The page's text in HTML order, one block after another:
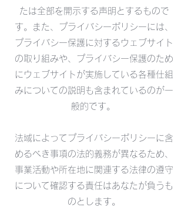
たは全部を開示する声明とするもので
す。また、プライバシーポリシーには、
プライバシー保護に対するウェブサイト
の取り組みや、プライバシー保護のため
にウェブサイトが実施している各種仕組
みについての説明も含まれているのが一
般的です。
法域によってプライバシーポリシーに含
めるべき事項の法的義務が異なるため、
事業活動や所在地に関連する法律の遵守
について確認する責任はあなたが負うも
のとします。